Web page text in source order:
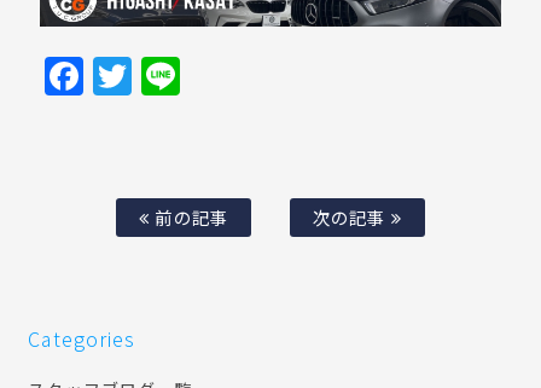
Facebook
Twitter
前の記事 次の記事
Categories